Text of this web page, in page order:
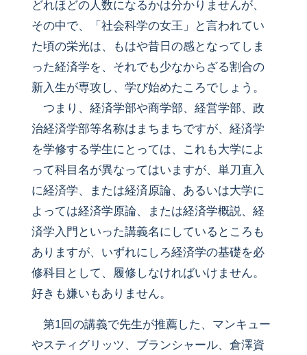
どれほどの人数になるかは分かりませんが、
その中で、「社会科学の女王」と言われてい
た頃の栄光は、もはや昔日の感となってしま
った経済学を、それでも少なからざる割合の
新入生が専攻し、学び始めたころでしょう。
つまり、経済学部や商学部、経営学部、政
治経済学部等名称はまちまちですが、経済学
を学修する学生にとっては、これも大学によ
って科目名が異なってはいますが、単刀直入
に経済学、または経済原論、あるいは大学に
よっては経済学原論、または経済学概説、経
済学入門といった講義名にしているところも
ありますが、いずれにしろ経済学の基礎を必
修科目として、履修しなければいけません。
好きも嫌いもありません。
第1回の講義で先生が推薦した、マンキュー
やスティグリッツ、ブランシャール、倉澤資